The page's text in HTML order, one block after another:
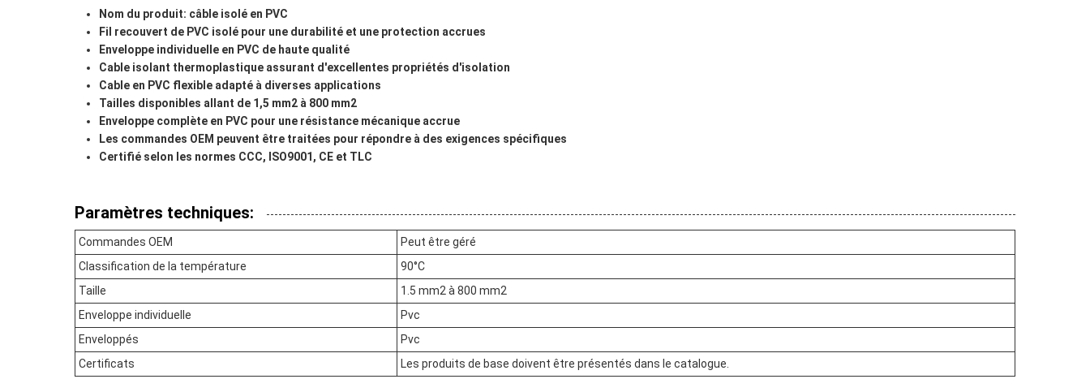
Nom du produit: câble isolé en PVC
Fil recouvert de PVC isolé pour une durabilité et une protection accrues
Enveloppe individuelle en PVC de haute qualité
Cable isolant thermoplastique assurant d'excellentes propriétés d'isolation
Cable en PVC flexible adapté à diverses applications
Tailles disponibles allant de 1,5 mm2 à 800 mm2
Enveloppe complète en PVC pour une résistance mécanique accrue
Les commandes OEM peuvent être traitées pour répondre à des exigences spécifiques
Certifié selon les normes CCC, ISO9001, CE et TLC
Paramètres techniques:
Commandes OEM
Peut être géré
Classification de la température
90°C
Taille
1.5 mm2 à 800 mm2
Enveloppe individuelle
Pvc
Enveloppés
Pvc
Certificats
Les produits de base doivent être présentés dans le catalogue.